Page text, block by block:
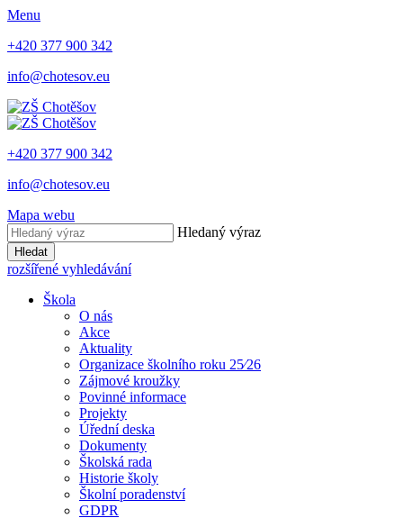
Menu
+420 377 900 342
info@chotesov.eu
+420 377 900 342
info@chotesov.eu
Mapa webu
Hledaný výraz
Hledat
rozšířené vyhledávání
Škola
O nás
Akce
Aktuality
Organizace školního roku 25⁄26
Zájmové kroužky
Povinné informace
Projekty
Úřední deska
Dokumenty
Školská rada
Historie školy
Školní poradenství
GDPR